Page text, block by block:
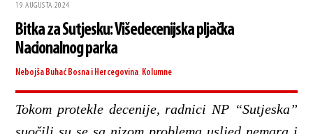
19 AUGUSTA 2024
Bitka za Sutjesku: Višedecenijska pljačka
Nacionalnog parka
Nebojša Buhać Bosna i Hercegovina Kolumne
Tokom protekle decenije, radnici NP “Sutjeska”